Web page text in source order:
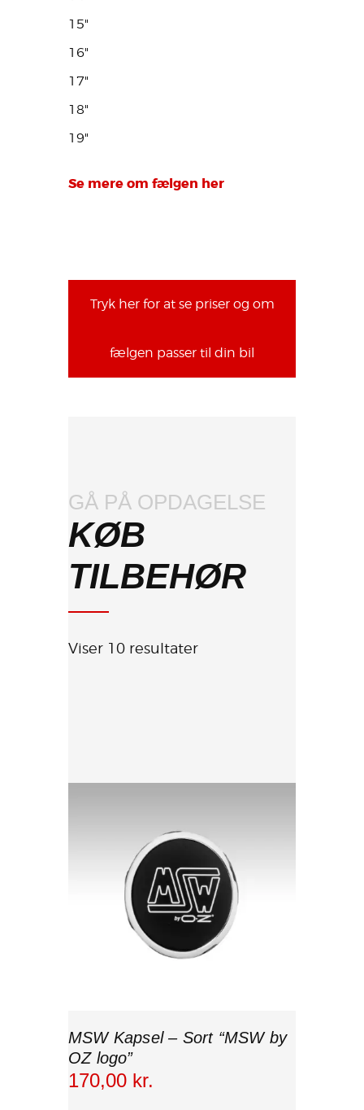
15"
16"
17"
18"
19"
Se mere om fælgen her
Tryk her for at se priser og om
fælgen passer til din bil
GÅ PÅ OPDAGELSE
KØB
TILBEHØR
Viser 10 resultater
MSW Kapsel – Sort “MSW by
OZ logo”
170,00 kr.